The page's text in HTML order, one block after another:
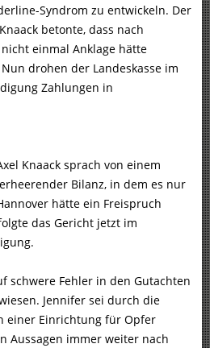
Syndrom zu entwickeln. Der
betonte, dass nach
einmal Anklage hätte
drohen der Landeskasse im
Zahlungen in
Knaack sprach von einem
Bilanz, in dem es nur
hätte ein Freispruch
das Gericht jetzt im
schwere Fehler in den Gutachten
Jennifer sei durch die
einer Einrichtung für Opfer
Aussagen immer weiter nach